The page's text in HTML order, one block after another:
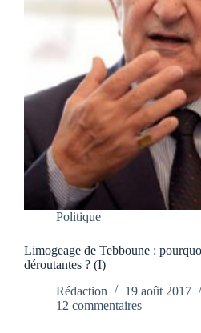
Politique
Limogeage de Tebboune :
déroutantes ? (I)
Rédaction
19 août 2017
12 commentaires